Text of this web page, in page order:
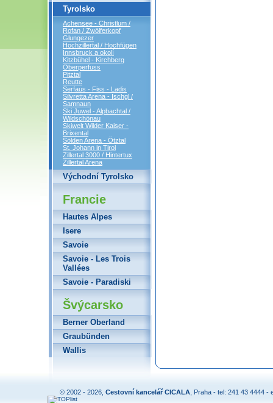
Tyrolsko
Achensee - Christlum /
Rofan / Zwölferkopf
Glungezer
Hochzillertal / Hochfügen
Innsbruck a okolí
Kitzbühel - Kirchberg
Oberperfuss
Pitztal
Reutte
Serfaus - Fiss - Ladis
Silvretta Arena - Ischgl /
Samnaun
Ski Juwel - Alpbachtal /
Wildschönau
Skiwelt Wilder Kaiser -
Brixental
Sölden Arena - Ötztal
St. Johann in Tirol
Zillertal 3000 / Hintertux
Zillertal Arena
Východní Tyrolsko
Francie
Hautes Alpes
Isere
Savoie
Savoie - Les Trois
Vallées
Savoie - Paradiski
Švýcarsko
Berner Oberland
Graubünden
Wallis
© 2002 - 2026, Cestovní kancelář CICALA , Praha - tel: 241 43 4444 -